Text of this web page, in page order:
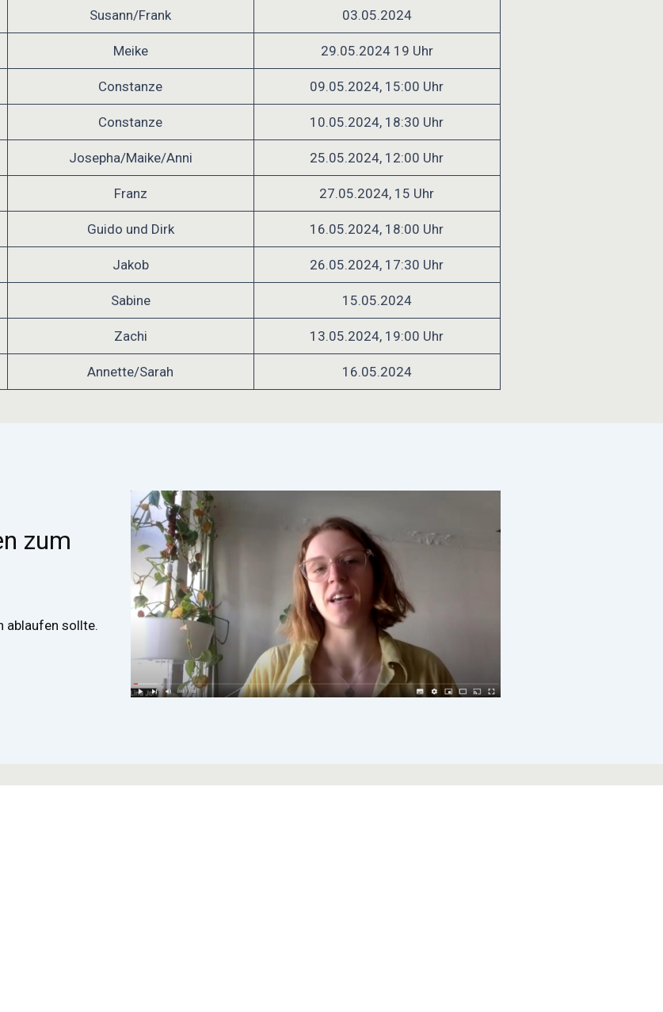
Susann/Frank 03.05.2024
Meike 29.05.2024 19 Uhr
Constanze 09.05.2024, 15:00 Uhr
Constanze 10.05.2024, 18:30 Uhr
Josepha/Maike/Anni 25.05.2024, 12:00 Uhr
Franz 27.05.2024, 15 Uhr
Guido und Dirk 16.05.2024, 18:00 Uhr
Jakob 26.05.2024, 17:30 Uhr
Sabine 15.05.2024
Zachi 13.05.2024, 19:00 Uhr
Annette/Sarah 16.05.2024
zum
ablaufen sollte.